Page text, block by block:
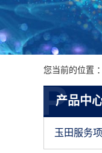
您当前的位置 ：
产品中
P
玉田服务